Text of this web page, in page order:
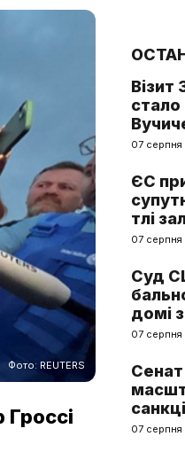
Фото: REUTERS
Візит
стало
07
ЄС
тлі
07 серпня
Суд
домі
07
07